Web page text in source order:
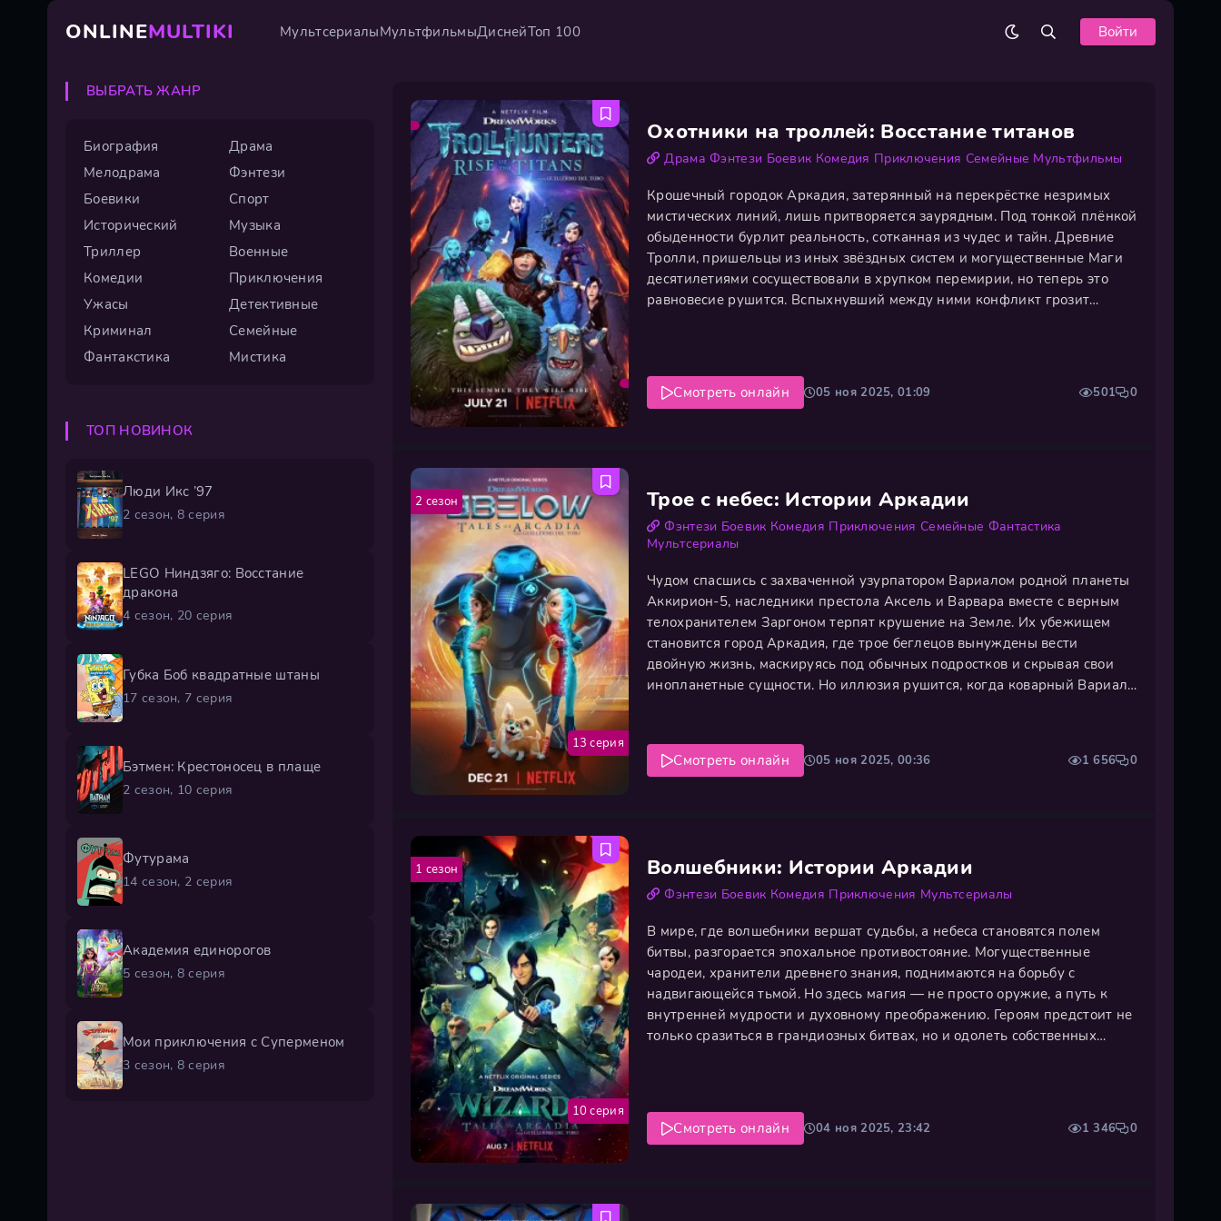
ONLINEMULTIKI МультсериалыМультфильмыДиснейТоп 100 Войти
Охотники на троллей: Восстание титанов
Драма Фэнтези Боевик Комедия Приключения Семейные Мультфильмы
Крошечный городок Аркадия, затерянный на перекрёстке незримых
мистических линий, лишь притворяется заурядным. Под тонкой плёнкой
обыденности бурлит реальность, сотканная из чудес и тайн. Древние
Тролли, пришельцы из иных звёздных систем и могущественные Маги
десятилетиями сосуществовали в хрупком перемирии, но теперь это
равновесие рушится. Вспыхнувший между ними конфликт грозит
05 ноя 2025, 01:09 501 0
Смотреть онлайн
Трое с небес: Истории Аркадии
Фэнтези Боевик Комедия Приключения Семейные Фантастика
Мультсериалы
Чудом спасшись с захваченной узурпатором Вариалом родной планеты
Аккирион-5, наследники престола Аксель и Варвара вместе с верным
телохранителем Заргоном терпят крушение на Земле. Их убежищем
становится город Аркадия, где трое беглецов вынуждены вести
двойную жизнь, маскируясь под обычных подростков и скрывая свои
инопланетные сущности. Но иллюзия рушится, когда коварный Вариал
05 ноя 2025, 00:36 1 656 0
Смотреть онлайн
13 серия
2 сезон
Волшебники: Истории Аркадии
Фэнтези Боевик Комедия Приключения Мультсериалы
В мире, где волшебники вершат судьбы, а небеса становятся полем
битвы, разгорается эпохальное противостояние. Могущественные
чародеи, хранители древнего знания, поднимаются на борьбу с
надвигающейся тьмой. Но здесь магия — не просто оружие, а путь к
внутренней мудрости и духовному преображению. Героям предстоит не
только сразиться в грандиозных битвах, но и одолеть собственных
04 ноя 2025, 23:42 1 346 0
Смотреть онлайн
10 серия
1 сезон
ВЫБРАТЬ ЖАНР
Биография
Драма
Мелодрама
Фэнтези
Боевики
Спорт
Исторический
Музыка
Триллер
Военные
Комедии
Приключения
Ужасы
Детективные
Криминал
Семейные
Фантакстика
Мистика
ТОП НОВИНОК
Люди Икс ’97
2 сезон, 8 серия
LEGO Ниндзяго: Восстание
дракона
4 сезон, 20 серия
Губка Боб квадратные штаны
17 сезон, 7 серия
Бэтмен: Крестоносец в плаще
2 сезон, 10 серия
Футурама
14 сезон, 2 серия
Академия единорогов
5 сезон, 8 серия
Мои приключения с Суперменом
3 сезон, 8 серия